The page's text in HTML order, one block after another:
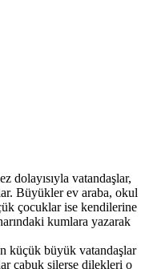
dolayısıyla vatandaşlar,
Büyükler ev araba, okul
çocuklar ise kendilerine
kumlara yazarak
küçük büyük vatandaşlar
çabuk silerse dilekleri o